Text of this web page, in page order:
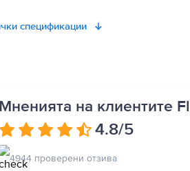
спецификации
Мненията на клиентите
4.8/5
4944 проверени отзива